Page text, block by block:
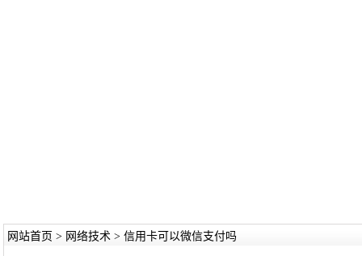
网站首页 > 网络技术> 信用卡可以微信支付吗